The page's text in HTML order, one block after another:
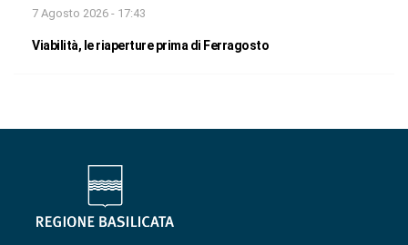
7 Agosto 2026 - 17:43
Viabilità, le riaperture prima di Ferragosto